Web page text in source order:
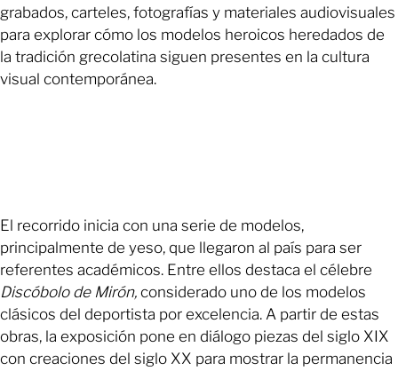
grabados, carteles, fotografías y materiales audiovisuales
para explorar cómo los modelos heroicos heredados de
la tradición grecolatina siguen presentes en la cultura
visual contemporánea.
El recorrido inicia con una serie de modelos,
principalmente de yeso, que llegaron al país para ser
referentes académicos. Entre ellos destaca el célebre
Discóbolo de Mirón, considerado uno de los modelos
clásicos del deportista por excelencia. A partir de estas
obras, la exposición pone en diálogo piezas del siglo XIX
con creaciones del siglo XX para mostrar la permanencia